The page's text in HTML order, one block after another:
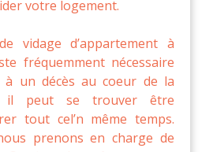
votre logement.
vidage d’appartement à
fréquemment nécessaire
à un décès au coeur de la
il peut se trouver être
tout cel’n même temps.
prenons en charge de